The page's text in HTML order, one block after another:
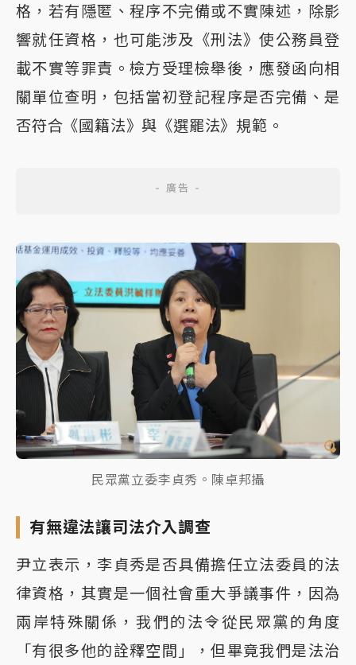
格，若有隱匿、程序不完備或不實陳述，除影
響就任資格，也可能涉及《刑法》使公務員登
載不實等罪責。檢方受理檢舉後，應發函向相
關單位查明，包括當初登記程序是否完備、是
否符合《國籍法》與《選罷法》規範。
民眾黨立委李貞秀。陳卓邦攝
有無違法讓司法介入調查
尹立表示，李貞秀是否具備擔任立法委員的法
律資格，其實是一個社會重大爭議事件，因為
兩岸特殊關係，我們的法令從民眾黨的角度
「有很多他的詮釋空間」，但畢竟我們是法治